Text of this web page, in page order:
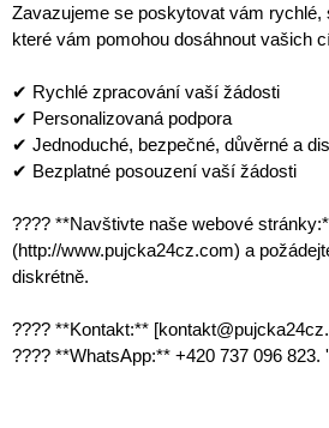
Zavazujeme se poskytovat vám rychlé,
které vám pomohou dosáhnout vašich
✔ Rychlé zpracování vaší žádosti
✔ Personalizovaná podpora
✔ Jednoduché, bezpečné, důvěrné a
✔ Bezplatné posouzení vaší žádosti
???? **Navštivte naše webové
(http://www.pujcka24cz.com) a
diskrétně.
???? **Kontakt:**
???? **WhatsApp:** +420 737 096 823.